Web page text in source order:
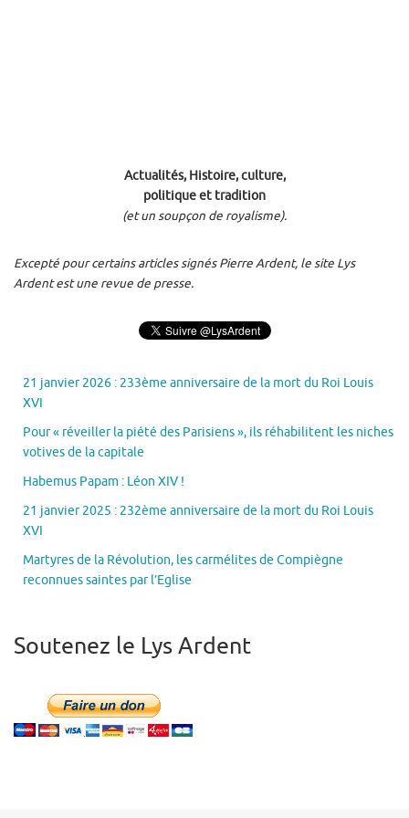
Actualités, Histoire, culture,
politique et tradition
(et un soupçon de royalisme).
Excepté pour certains articles signés Pierre Ardent, le site Lys
Ardent est une revue de presse.
21 janvier 2026 : 233ème anniversaire de la mort du Roi Louis
XVI
Pour « réveiller la piété des Parisiens », ils réhabilitent les niches
votives de la capitale
Habemus Papam : Léon XIV !
21 janvier 2025 : 232ème anniversaire de la mort du Roi Louis
XVI
Martyres de la Révolution, les carmélites de Compiègne
reconnues saintes par l’Eglise
Soutenez le Lys Ardent